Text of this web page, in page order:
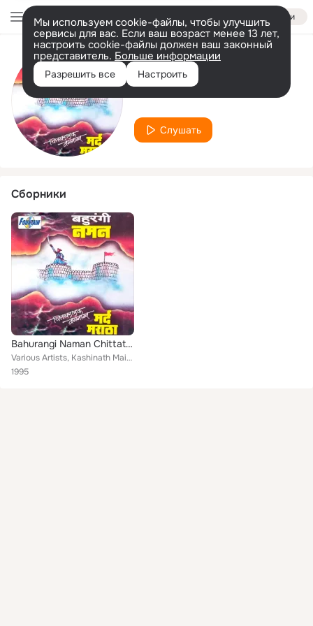
Войти
Мы используем cookie-файлы, чтобы улучшить
сервисы для вас. Если ваш возраст менее 13 лет,
настроить cookie-файлы должен ваш законный
представитель. Больше информации
Разрешить все Настроить
Исполнитель
Ram Goriwale
Слушать
Сборники
Bahurangi Naman Chittathararak Vaganatya Mard Maratha
Various Artists, Kashinath Maindare, Shantaramm Mane, Ganpat Mane, Dattaram Mane, Manohar Mane, Naresh Mane, Ananta Ambekar, Ram...
1995